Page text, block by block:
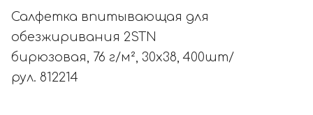
Салфетка впитывающая для
обезжиривания 2STN
бирюзовая, 76 г/м², 30x38, 400шт/
рул. 812214